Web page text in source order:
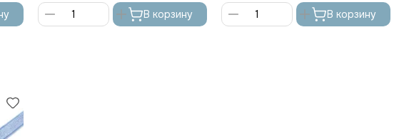
В корзину
В корзину